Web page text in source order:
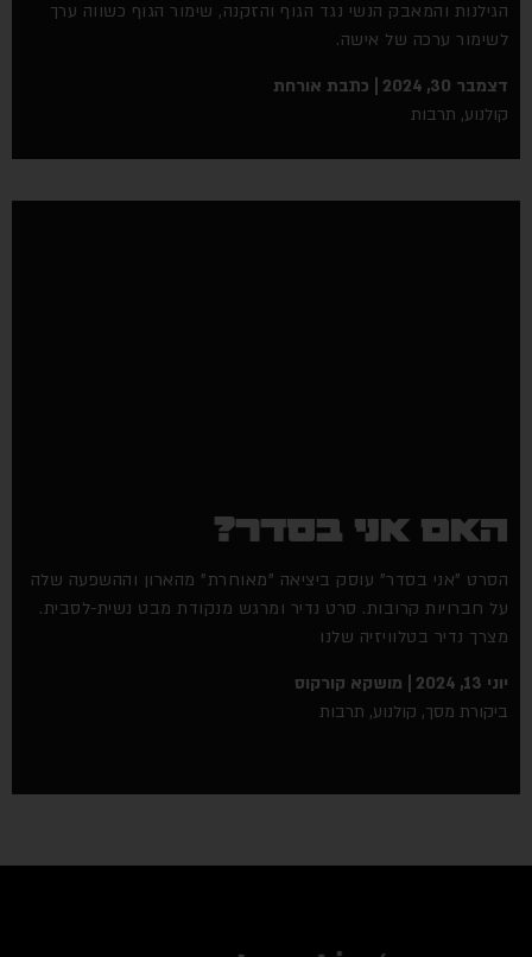
הגילנות והמאבק הנשי נגד הגוף והזקנה, שימור הגוף כשווה ערך
לשימור ערכה של אישה.
דצמבר 30, 2024
כתבת אורחת
קולנוע, תרבות
האם אני בסדר?
הסרט "אני בסדר" עוסק ביציאה "מאוחרת" מהארון וההשפעה שלה
על חברויות קרובות. סרט נדיר ומרגש מנקודת מבט נשית-לסבית.
מצרך נדיר בטלוויזיה שלנו
יוני 13, 2024
מושקא קורקוס
ביקורת מסך, קולנוע, תרבות